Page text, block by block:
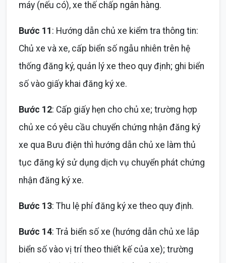
máy (nếu có), xe thế chấp ngân hàng.
Bước 11 : Hướng dẫn chủ xe kiểm tra thông tin:
Chủ xe và xe, cấp biển số ngẫu nhiên trên hệ
thống đăng ký, quản lý xe theo quy định; ghi biển
số vào giấy khai đăng ký xe.
Bước 12: Cấp giấy hẹn cho chủ xe; trường hợp
chủ xe có yêu cầu chuyển chứng nhận đăng ký
xe qua Bưu điện thì hướng dẫn chủ xe làm thủ
tục đăng ký sử dụng dịch vụ chuyển phát chứng
nhận đăng ký xe.
Bước 13: Thu lệ phí đăng ký xe theo quy định.
Bước 14: Trả biển số xe (hướng dẫn chủ xe lắp
biển số vào vị trí theo thiết kế của xe); trường